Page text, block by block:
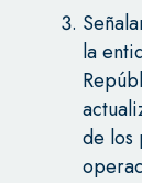
la
de los